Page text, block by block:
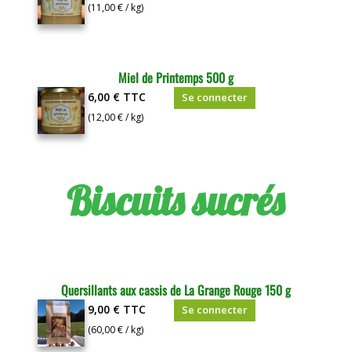
(11,00 € / kg)
Miel de Printemps 500 g
6,00 € TTC
(12,00 € / kg)
Se connecter
Biscuits sucrés
Quersillants aux cassis de La Grange Rouge 150 g
9,00 € TTC
(60,00 € / kg)
Se connecter